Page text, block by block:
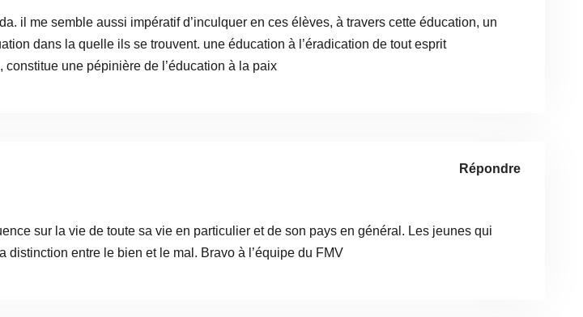
il me semble aussi impératif d’inculquer en ces élèves, à travers cette éducation, un
dans la quelle ils se trouvent. une éducation à l’éradication de tout esprit
une pépinière de l’éducation à la paix
sur la vie de toute sa vie en particulier et de son pays en général. Les jeunes qui
distinction entre le bien et le mal. Bravo à l’équipe du FMV
Répondre